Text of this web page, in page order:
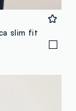
slim fit